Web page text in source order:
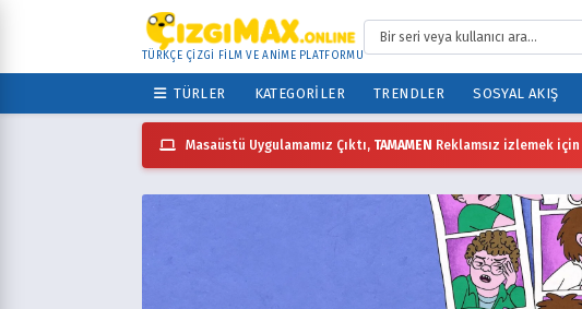
TÜRKÇE ÇİZGİ FİLM VE ANİME PLATFORMU
TÜRLER KATEGORILER TRENDLER SOSYAL AKIŞ
Masaüstü Uygulamamız Çıktı, TAMAMEN Reklamsız izlemek için